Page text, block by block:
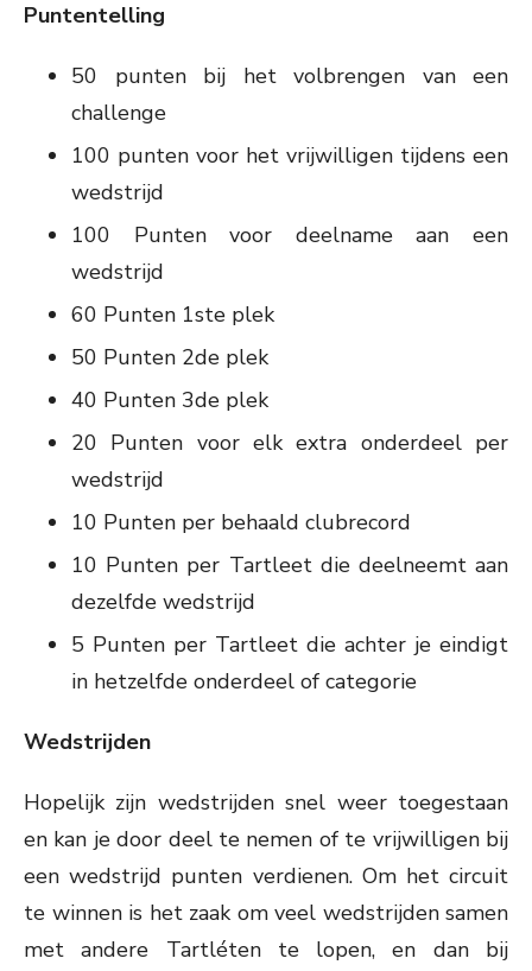
Puntentelling
50 punten bij het volbrengen van een
challenge
100 punten voor het vrijwilligen tijdens een
wedstrijd
100 Punten voor deelname aan een
wedstrijd
60 Punten 1ste plek
50 Punten 2de plek
40 Punten 3de plek
20 Punten voor elk extra onderdeel per
wedstrijd
10 Punten per behaald clubrecord
10 Punten per Tartleet die deelneemt aan
dezelfde wedstrijd
5 Punten per Tartleet die achter je eindigt
in hetzelfde onderdeel of categorie
Wedstrijden
Hopelijk zijn wedstrijden snel weer toegestaan
en kan je door deel te nemen of te vrijwilligen bij
een wedstrijd punten verdienen. Om het circuit
te winnen is het zaak om veel wedstrijden samen
met andere Tartléten te lopen, en dan bij